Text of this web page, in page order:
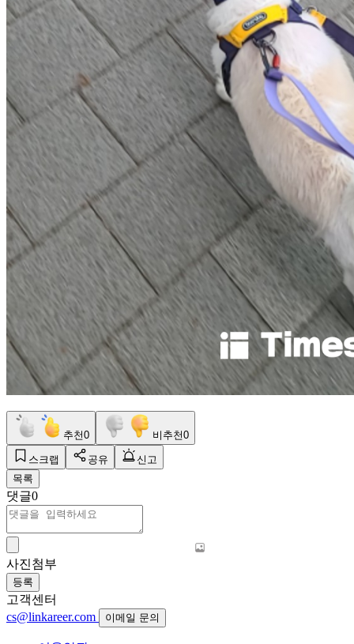
추천0 비추천0
스크랩 공유
신고
목록
댓글0
사진첨부
등록
고객센터
cs@linkareer.com
이메일 문의